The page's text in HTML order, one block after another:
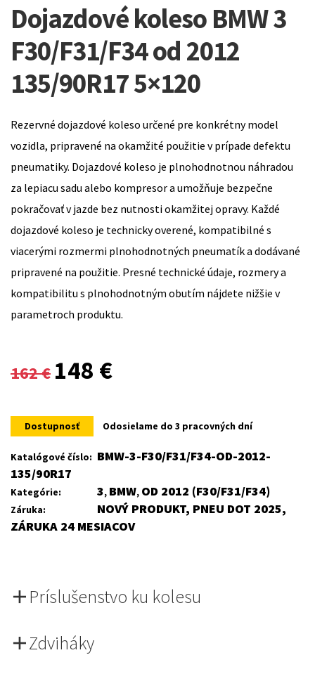
Dojazdové koleso BMW 3
F30/F31/F34 od 2012
135/90R17 5×120
Rezervné dojazdové koleso určené pre konkrétny model
vozidla, pripravené na okamžité použitie v prípade defektu
pneumatiky. Dojazdové koleso je plnohodnotnou náhradou
za lepiacu sadu alebo kompresor a umožňuje bezpečne
pokračovať v jazde bez nutnosti okamžitej opravy. Každé
dojazdové koleso je technicky overené, kompatibilné s
viacerými rozmermi plnohodnotných pneumatík a dodávané
pripravené na použitie. Presné technické údaje, rozmery a
kompatibilitu s plnohodnotným obutím nájdete nižšie v
parametroch produktu.
162€
Original
was:
162 €.
148 €
is:
148 €.
Dostupnosť Odosielame do 3 pracovných dní
Katalógové číslo: BMW-3-F30/F31/F34-OD-2012-
135/90R17
Kategórie: 3, BMW, OD 2012 (F30/F31/F34)
Záruka:
NOVÝ PRODUKT, PNEU DOT 2025,
ZÁRUKA 24 MESIACOV
Príslušenstvo ku kolesu
Zdviháky